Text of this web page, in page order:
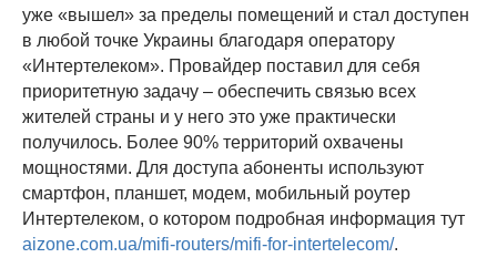
уже «вышел» за пределы помещений и стал доступен
в любой точке Украины благодаря оператору
«Интертелеком». Провайдер поставил для себя
приоритетную задачу ‒ обеспечить связью всех
жителей страны и у него это уже практически
получилось. Более 90% территорий охвачены
мощностями. Для доступа абоненты используют
смартфон, планшет, модем, мобильный роутер
Интертелеком, о котором подробная информация тут
aizone.com.ua/mifi-routers/mifi-for-intertelecom/.